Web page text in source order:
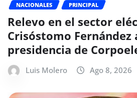
NACIONALES PRINCIPAL
Relevo en el sector
Crisóstomo Fernández
presidencia de
Luis Molero Ago 8, 2026